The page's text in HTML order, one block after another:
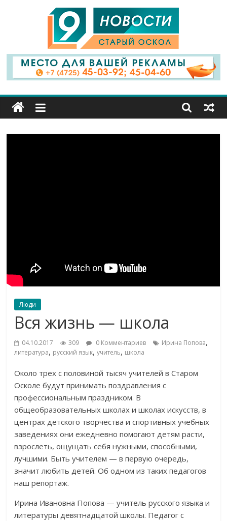
9
Канал
Старый
Люди
Вся жизнь — школа
04.10.2017 309 0 Комментариев Ирина Попова,
литература, русский язык,учитель, школа
Около трех с половиной тысяч учителей в Старом
Осколе будут принимать поздравления с
профессиональным праздником. В
общеобразовательных школах и школах искусств, в
центрах детского творчества и спортивных учебных
заведениях они ежедневно помогают детям расти,
взрослеть, ощущать себя нужными, способными,
лучшими. Быть учителем — в первую очередь,
значит любить детей. Об одном из таких педагогов
наш репортаж.
Ирина Ивановна Попова — учитель русского языка и
литературы девятнадцатой школы. Педагог с